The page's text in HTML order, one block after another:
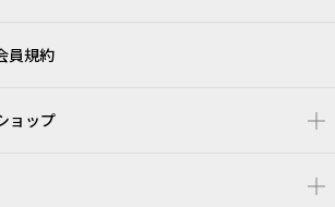
員規約
ョップ